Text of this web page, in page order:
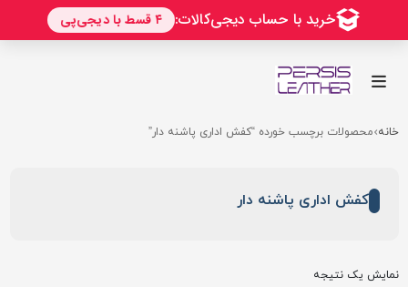
خانه محصولات برچسب خورده “کفش اداری پاشنه دار”
کفش اداری پاشنه دار
نمایش یک نتیجه